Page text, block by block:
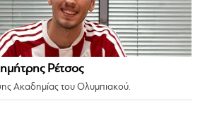
Ρέτσος
Ακαδημίας του Ολυμπιακού.